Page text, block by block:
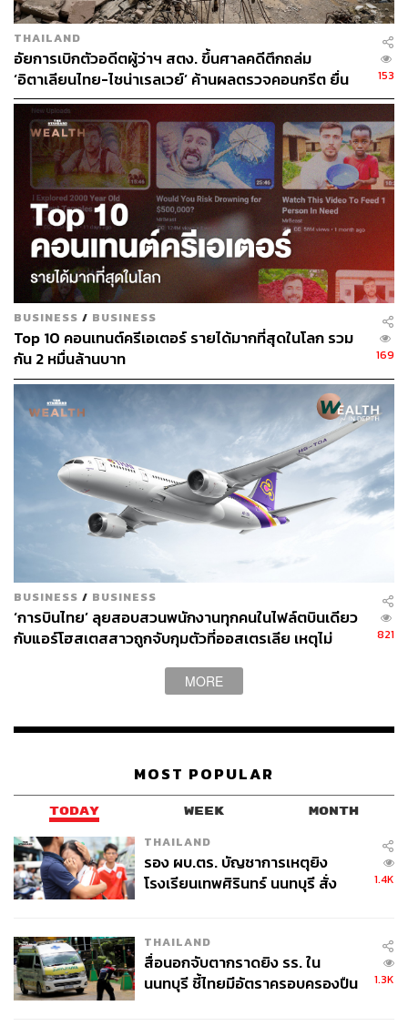
THAILAND
อัยการเบิกตัวอดีตผู้ว่าฯ สตง. ขึ้นศาลคดีตึกถล่ม
‘อิตาเลียนไทย-ไชน่าเรลเวย์’ ค้านผลตรวจคอนกรีต ยื่น
ร้องขอเก็บตัวอย่างส่งพิสูจน์สวิสฯ
153
BUSINESS / BUSINESS
Top 10 คอนเทนต์ครีเอเตอร์ รายได้มากที่สุดในโลก รวม
กัน 2 หมื่นล้านบาท
169
BUSINESS / BUSINESS
‘การบินไทย’ ลุยสอบสวนพนักงานทุกคนในไฟล์ตบินเดียว
กับแอร์โฮสเตสสาวถูกจับกุมตัวที่ออสเตรเลีย เหตุไม่
821
MORE
MOST POPULAR
TODAY WEEK MONTH
THAILAND
รอง ผบ.ตร. บัญชาการเหตุยิง
โรงเรียนเทพศิรินทร์ นนทบุรี สั่ง
1.4K
THAILAND
สื่อนอกจับตากราดยิง รร. ใน
นนทบุรี ชี้ไทยมีอัตราครอบครองปืน
1.3K